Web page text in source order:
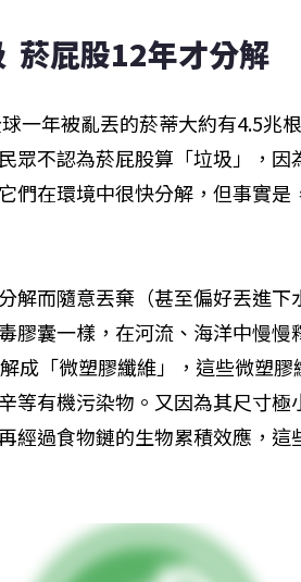
菸屁股12年才分解
一年被亂丟的菸蒂大約有4.5兆
眾不認為菸屁股算「垃圾」，
們在環境中很快分解，但事實
解而隨意丟棄（甚至偏好丟進
膠囊一樣，在河流、海洋中慢
成「微塑膠纖維」，這些微塑
等有機污染物。又因為其尺寸
經過食物鏈的生物累積效應，這